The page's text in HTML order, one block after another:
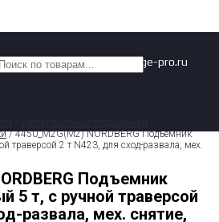
✉ info@garage-pro.ru
/ 4450_M2G(M2) NORDBERG Подъемник
траверсой 2 т N423, для сход-развала, мех.
Подъемник
5 т, с ручной траверсой
развала, мех. снятие,